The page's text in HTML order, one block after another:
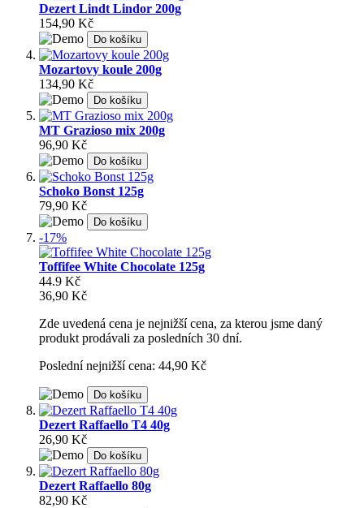
Dezert Lindt Lindor 200g
154,90 Kč
Do košíku
Mozartovy koule 200g
134,90 Kč
Do košíku
MT Grazioso mix 200g
96,90 Kč
Do košíku
Schoko Bonst 125g
79,90 Kč
Do košíku
-17%
Toffifee White Chocolate 125g
44.9 Kč
36,90 Kč
Zde uvedená cena je nejnižší cena, za kterou jsme daný
produkt prodávali za posledních 30 dní.
Poslední nejnižší cena: 44,90 Kč
Do košíku
Dezert Raffaello T4 40g
26,90 Kč
Do košíku
Dezert Raffaello 80g
82,90 Kč